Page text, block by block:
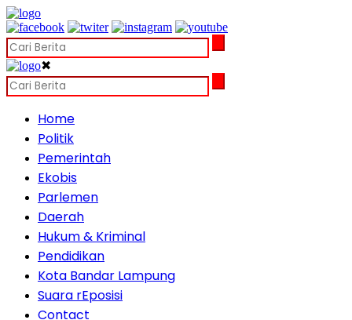
✖
Home
Politik
Pemerintah
Ekobis
Parlemen
Daerah
Hukum & Kriminal
Pendidikan
Kota Bandar Lampung
Suara rEposisi
Contact